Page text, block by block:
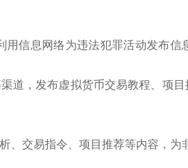
信息网络为违法犯罪活动发布
道，发布虚拟货币交易教程、项
、交易指令、项目推荐等内容，为